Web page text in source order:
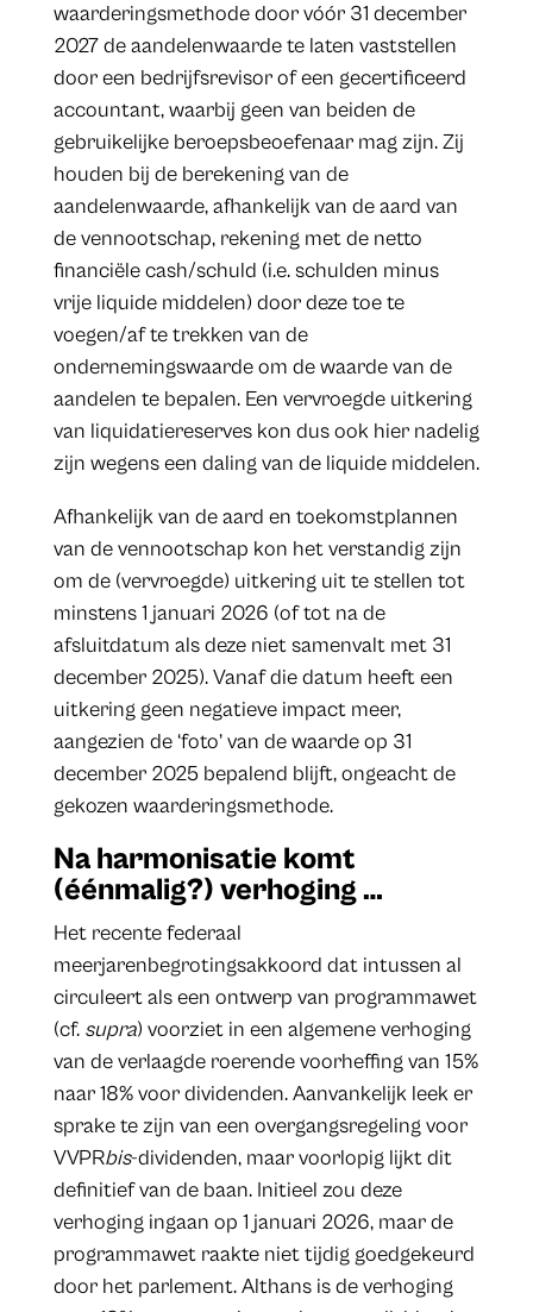
waarderingsmethode door vóór 31 december
2027 de aandelenwaarde te laten vaststellen
door een bedrijfsrevisor of een gecertificeerd
accountant, waarbij geen van beiden de
gebruikelijke beroepsbeoefenaar mag zijn. Zij
houden bij de berekening van de
aandelenwaarde, afhankelijk van de aard van
de vennootschap, rekening met de netto
financiële cash/schuld (i.e. schulden minus
vrije liquide middelen) door deze toe te
voegen/af te trekken van de
ondernemingswaarde om de waarde van de
aandelen te bepalen. Een vervroegde uitkering
van liquidatiereserves kon dus ook hier nadelig
zijn wegens een daling van de liquide middelen.
Afhankelijk van de aard en toekomstplannen
van de vennootschap kon het verstandig zijn
om de (vervroegde) uitkering uit te stellen tot
minstens 1 januari 2026 (of tot na de
afsluitdatum als deze niet samenvalt met 31
december 2025). Vanaf die datum heeft een
uitkering geen negatieve impact meer,
aangezien de ‘foto’ van de waarde op 31
december 2025 bepalend blijft, ongeacht de
gekozen waarderingsmethode.
Na harmonisatie komt
(éénmalig?) verhoging …
Het recente federaal
meerjarenbegrotingsakkoord dat intussen al
circuleert als een ontwerp van programmawet
(cf. supra) voorziet in een algemene verhoging
van de verlaagde roerende voorheffing van 15%
naar 18% voor dividenden. Aanvankelijk leek er
sprake te zijn van een overgangsregeling voor
VVPRbis-dividenden, maar voorlopig lijkt dit
definitief van de baan. Initieel zou deze
verhoging ingaan op 1 januari 2026, maar de
programmawet raakte niet tijdig goedgekeurd
door het parlement. Althans is de verhoging